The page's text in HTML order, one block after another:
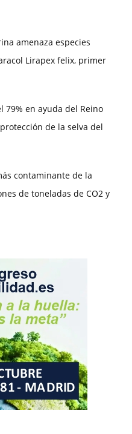
amenaza especies
Lirapex felix, primer
79% en ayuda del Reino
de la selva del
contaminante de la
de toneladas de CO2 y